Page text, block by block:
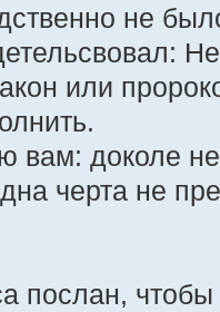
не
или
вам: доколе
черта не
послан,